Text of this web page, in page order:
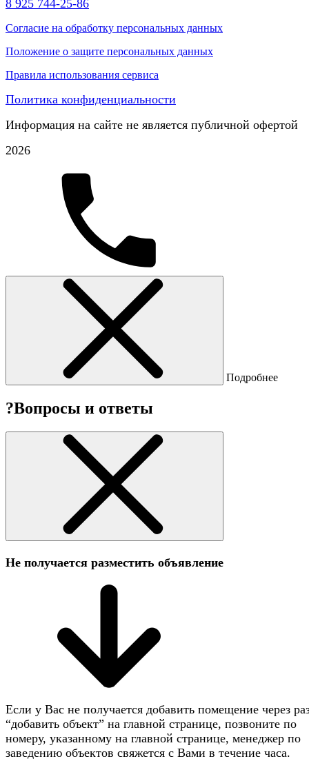
8 925 744-25-86
Согласие на обработку персональных данных
Положение о защите персональных данных
Правила использования сервиса
Политика конфиденциальности
Информация на сайте не является публичной офертой
2026
Подробнее
?Вопросы и ответы
Не получается разместить объявление
Если у Вас не получается добавить помещение через
“добавить объект” на главной странице, позвоните по
номеру, указанному на главной странице, менеджер по
заведению объектов свяжется с Вами в течение часа.